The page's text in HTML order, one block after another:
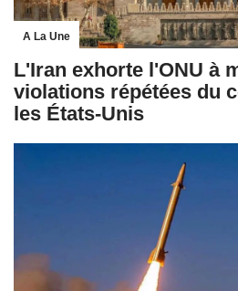
A La Une
L'Iran exhorte l'ONU à
violations répétées du
les États-Unis